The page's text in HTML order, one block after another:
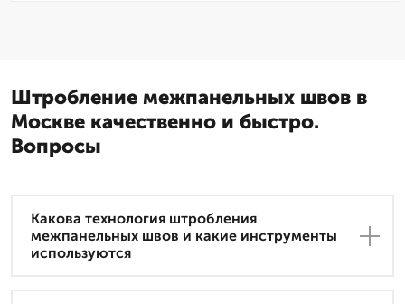
Штробление межпанельных швов в
Москве качественно и быстро.
Вопросы
Какова технология штробления
межпанельных швов и какие инструменты
используются